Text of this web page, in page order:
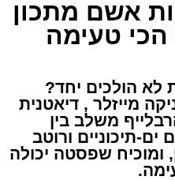
אשם מתכון
טעימה
לא הולכים יחד?
מייזלר , דיאטנית
משלב בין
תיכוניים ורוטב
שפסטה יכולה